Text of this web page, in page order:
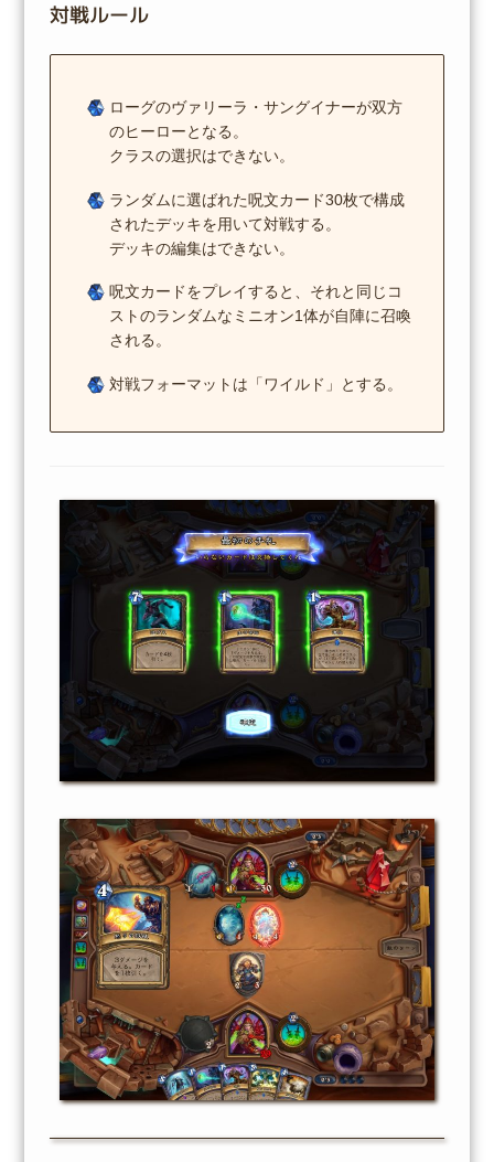
対戦ルール
ローグのヴァリーラ・サングイナーが双方
のヒーローとなる。
クラスの選択はできない。
ランダムに選ばれた呪文カード30枚で構成
されたデッキを用いて対戦する。
デッキの編集はできない。
呪文カードをプレイすると、それと同じコ
ストのランダムなミニオン1体が自陣に召喚
される。
対戦フォーマットは「ワイルド」とする。